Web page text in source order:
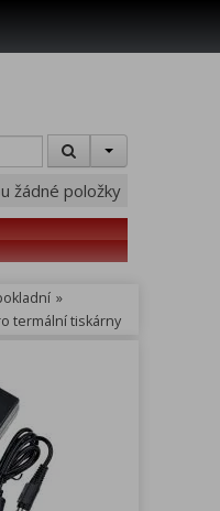
žádné položky
»
termální tiskárny